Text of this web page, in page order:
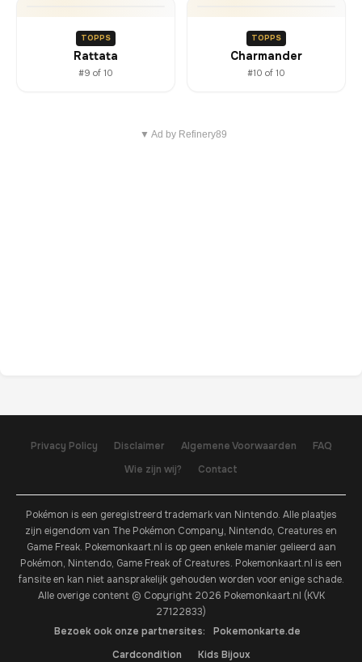
TOPPS
Rattata
#9 of 10
TOPPS
Charmander
#10 of 10
▼ Ad by Refinery89
Privacy Policy Disclaimer Algemene Voorwaarden
FAQ
Wie zijn wij?
Contact
Pokémon is een geregistreerd trademark van Nintendo. Alle plaatjes
zijn eigendom van The Pokémon Company, Nintendo, Creatures en
Game Freak. Pokemonkaart.nl is op geen enkele manier gelieerd aan
Pokémon, Nintendo, Game Freak of Creatures. Pokemonkaart.nl is een
fansite en kan niet aansprakelijk gehouden worden voor enige schade.
Alle overige content © Copyright 2026 Pokemonkaart.nl (KVK
27122833)
Bezoek ook onze partnersites:
Pokemonkarte.de
Cardcondition
Kids Bijoux